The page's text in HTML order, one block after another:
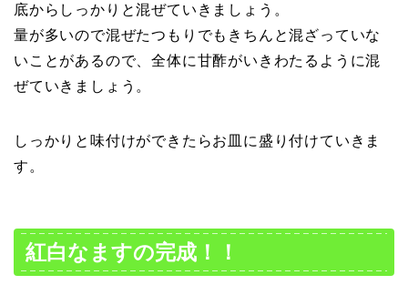
底からしっかりと混ぜていきましょう。
量が多いので混ぜたつもりでもきちんと混ざっていな
いことがあるので、全体に甘酢がいきわたるように混
ぜていきましょう。
しっかりと味付けができたらお皿に盛り付けていきま
す。
紅白なますの完成！！